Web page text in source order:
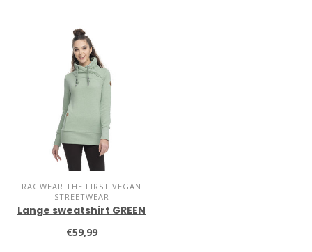
RAGWEAR THE FIRST VEGAN
STREETWEAR
Lange sweatshirt GREEN
€59,99